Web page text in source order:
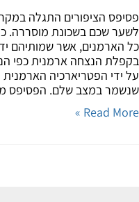
שכם בשכונת מוסררה.
אשר שמותיהם
הפטריארכיה הארמנית
במצב שלם. הפסיפס
Read